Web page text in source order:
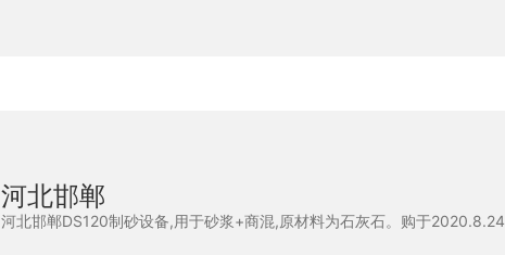
河北邯郸
河北邯郸DS120制砂设备,用于砂浆+商混,原材料为石灰石。购于2020.8.24